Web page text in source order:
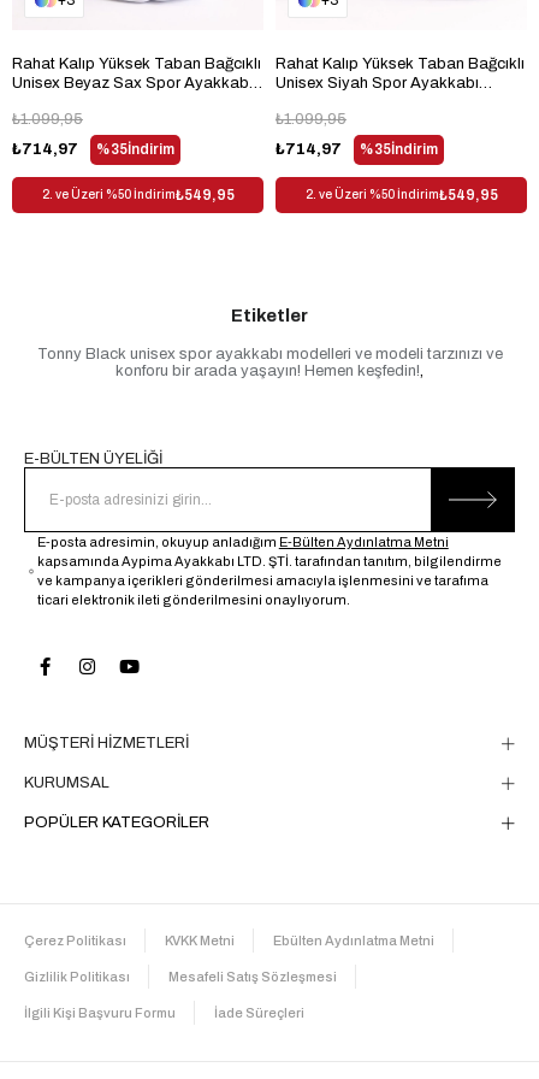
Taban Teknolojisi Poliüretan Taban
Kullanım Alanı Outdoor
Dış Materyal Tekstil
Desen Düz
Rahat Kalıp Yüksek Taban Bağcıklı
Unisex Beyaz Sax Spor Ayakkabı
%35İndirim
₺714,97
₺1.099,95
2. ve Üzeri %50 İndirim₺549,95
Rahat Kalıp Yüksek Taban Bağcıklı
Unisex Siyah Spor Ayakkabı
%35İndirim
₺714,97
₺1.099,95
2. ve Üzeri %50 İndirim₺549,95
Etiketler
Tonny Black unisex spor ayakkabı modelleri ve modeli tarzınızı ve
konforu bir arada yaşayın! Hemen keşfedin!,
MÜŞTERİ HİZMETLERİ
KURUMSAL
POPÜLER KATEGORİLER
E-BÜLTEN ÜYELİĞİ
E-posta adresimin, okuyup anladığım E-Bülten Aydınlatma Metni
kapsamında Aypima Ayakkabı LTD. ŞTİ. tarafından tanıtım, bilgilendirme
ve kampanya içerikleri gönderilmesi amacıyla işlenmesini ve tarafıma
ticari elektronik ileti gönderilmesini onaylıyorum.
Çerez Politikası KVKK Metni Ebülten Aydınlatma Metni
Gizlilik Politikası Mesafeli Satış Sözleşmesi
İlgili Kişi Başvuru Formu İade Süreçleri